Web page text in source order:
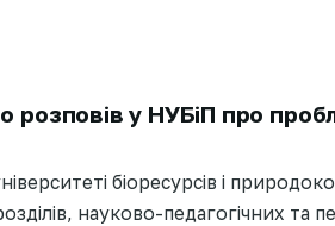
у НУБіП про
біоресурсів і
науково-педагогічних та